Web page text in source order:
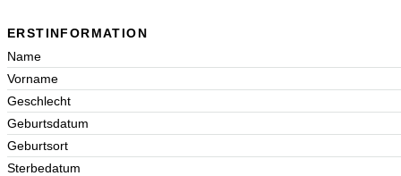
ERSTINFORMATION
Name
Vorname
Geschlecht
Geburtsdatum
Geburtsort
Sterbedatum